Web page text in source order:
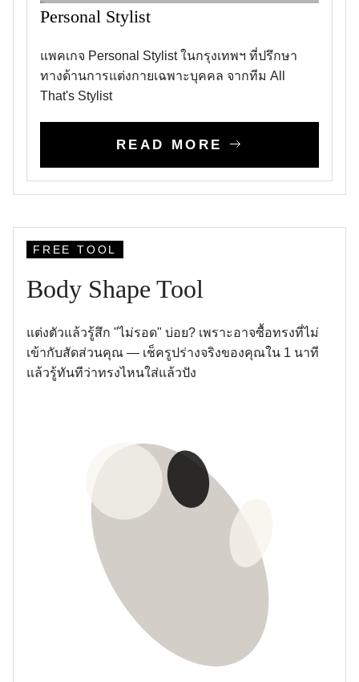
Personal Stylist
แพคเกจ Personal Stylist ในกรุงเทพฯ ที่ปรึกษา
ทางด้านการแต่งกายเฉพาะบุคคล จากทีม All
That's Stylist
READ MORE
FREE TOOL
Body Shape Tool
แต่งตัวแล้วรู้สึก "ไม่รอด" บ่อย? เพราะอาจซื้อทรงที่ไม่
เข้ากับสัดส่วนคุณ — เช็ครูปร่างจริงของคุณใน 1 นาที
แล้วรู้ทันทีว่าทรงไหนใส่แล้วปัง